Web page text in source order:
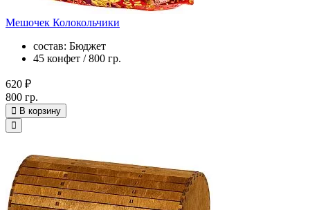
Мешочек Колокольчики
состав: Бюджет
45 конфет / 800 гр.
620 ₽
800 гр.
В корзину